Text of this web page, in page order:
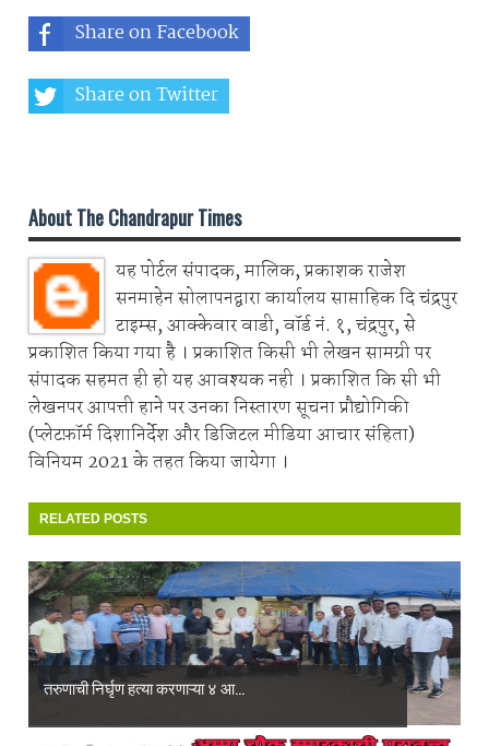
Share on Facebook
Share on Twitter
About The Chandrapur Times
यह पोर्टल संपादक, मालिक, प्रकाशक राजेश
सनमाहेन सोलापनद्वारा कार्यालय साप्ताहिक दि चंद्रपुर
टाइम्स, आक्केवार वाडी, वॉर्ड नं. १, चंद्रपुर, से
प्रकाशित किया गया है । प्रकाशित किसी भी लेखन सामग्री पर
संपादक सहमत ही हो यह आवश्यक नही । प्रकाशित कि सी भी
लेखनपर आपत्ती हाने पर उनका निस्तारण सूचना प्रौद्योगिकी
(प्लेटफ़ॉर्म दिशानिर्देश और डिजिटल मीडिया आचार संहिता)
विनियम 2021 के तहत किया जायेगा ।
RELATED POSTS
तरुणाची निर्घृण हत्या करणाऱ्या ४ आ...